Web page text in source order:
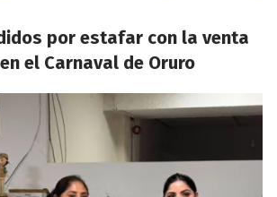
por estafar con la venta
el Carnaval de Oruro